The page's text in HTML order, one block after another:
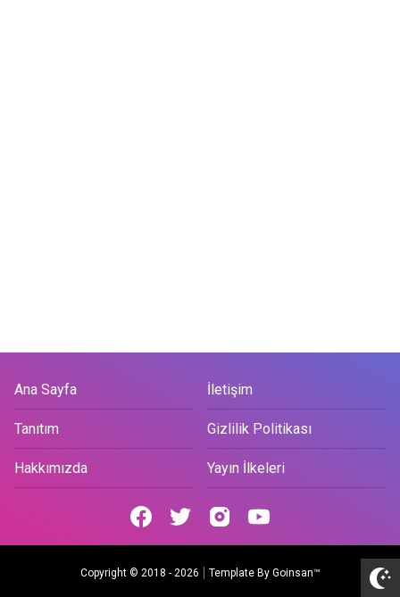
Ana Sayfa İletişim
Tanıtım Gizlilik Politikası
Hakkımızda Yayın İlkeleri
Copyright © 2018 - 2026 Template By Goinsan™